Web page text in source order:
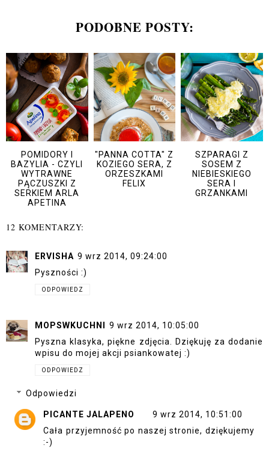
PODOBNE POSTY:
POMIDORY I
BAZYLIA - CZYLI
WYTRAWNE
PĄCZUSZKI Z
SERKIEM ARLA
APETINA
"PANNA COTTA" Z
KOZIEGO SERA, Z
ORZESZKAMI
FELIX
SZPARAGI Z
SOSEM Z
NIEBIESKIEGO
SERA I
GRZANKAMI
12 KOMENTARZY:
ERVISHA 9 wrz 2014, 09:24:00
Pyszności :)
ODPOWIEDZ
MOPSWKUCHNI
9 wrz 2014, 10:05:00
Pyszna klasyka, piękne zdjęcia. Dziękuję za dodanie
wpisu do mojej akcji psiankowatej :)
ODPOWIEDZ
Odpowiedzi
PICANTE JALAPENO
9 wrz 2014, 10:51:00
Cała przyjemność po naszej stronie, dziękujemy
:-)